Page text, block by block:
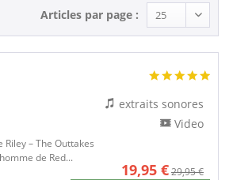
Articles par page :
– The Outtakes
de Red...
19,95 €29,95 €
extraits sonores
Video